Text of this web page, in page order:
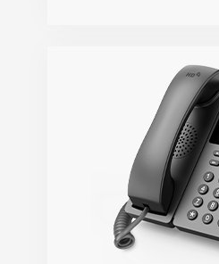
● 384×160
● 支持
● 支持
● 支持多路Opus